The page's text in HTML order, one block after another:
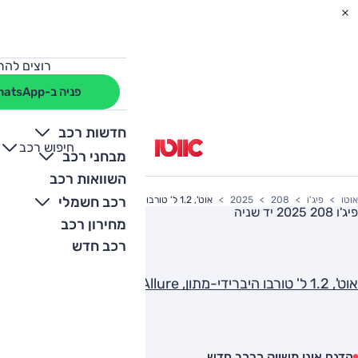
רוצים
פניה ב-WhatsApp
חדשות רכב
מבחני רכב
השוואות רכב
רכב חשמלי
מחירון רכב
רכב חדש
חיפוש רכב
+
-
אוטו פיג'ו 208
2025 אוט', 1.2 ל' טורבו היברידי-מתון, Allure
פיג'ו 208 2025 יד שניה
אוט', 1.2 ל' טורבו היברידי-מתון, Allure